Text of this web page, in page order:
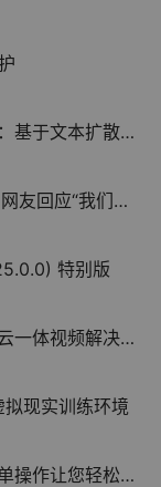
地推理速度飙升 4 倍
们的回报是失业”
特别版
动平台 8K+60fps 实时解码
现实训练环境
轻松调整系统时间